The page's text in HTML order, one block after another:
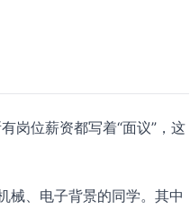
岗位薪资都写着“面议”，这
械、电子背景的同学。其中